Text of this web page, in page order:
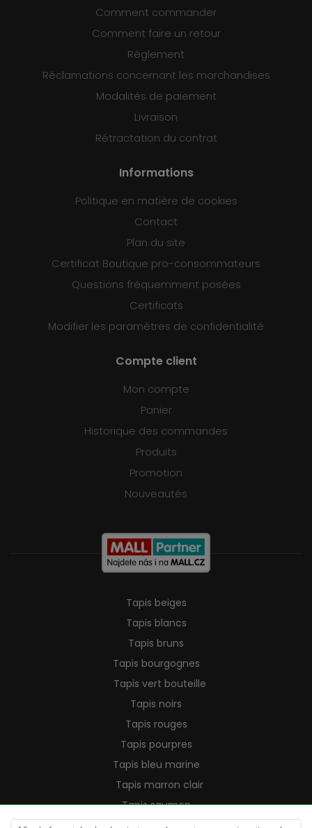
Comment commander
Comment faire un retour
Règlement
Réclamations concernant les marchandises
Modalités de paiement
Livraison
Rétractation du contrat
Informations
Politique en matière de cookies
Contact
Plan du site
Certificat Boutique pro-consommateurs
Questions fréquemment posées
Certificats
Modifier les paramètres de confidentialité
Compte client
Mon compte
Panier
Historique des commandes
Produits
Promotion
Nouveautés
Tapis beiges
Tapis blancs
Tapis bruns
Tapis bourgognes
Tapis vert bouteille
Tapis noirs
Tapis rouges
Tapis pourpres
Tapis bleu marine
Tapis marron clair
Tapis saumon